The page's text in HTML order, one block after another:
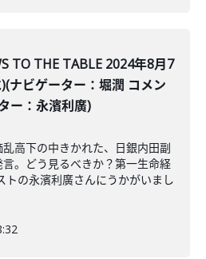
TO THE TABLE 2024年8月7
ナビゲーター：堀潤 コメン
ー：永濱利廣)
高下の中きかれた、日銀内田副
。どう見るべきか？第一生命経
トの永濱利廣さんにうかがいまし